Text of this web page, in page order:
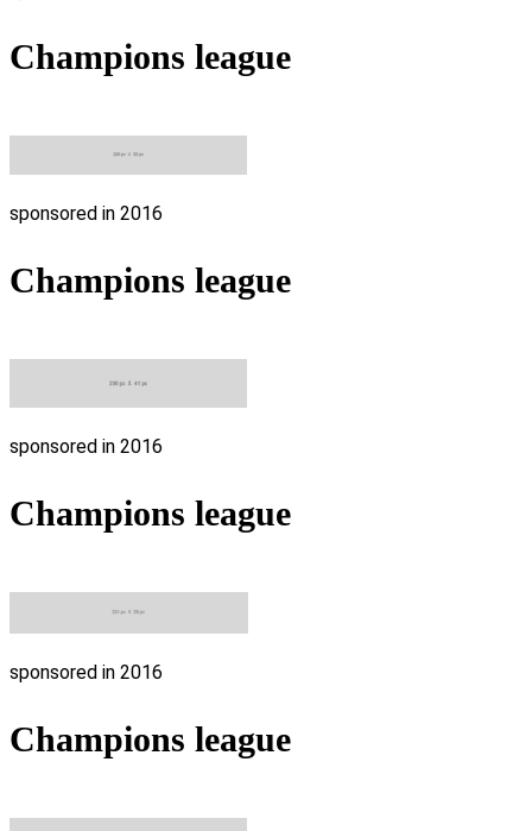
Champions league
sponsored in 2016
Champions league
sponsored in 2016
Champions league
sponsored in 2016
Champions league